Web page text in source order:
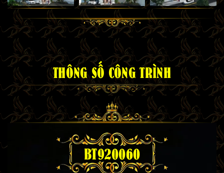
THÔNG SỐ CÔNG TRÌNH
BT920060